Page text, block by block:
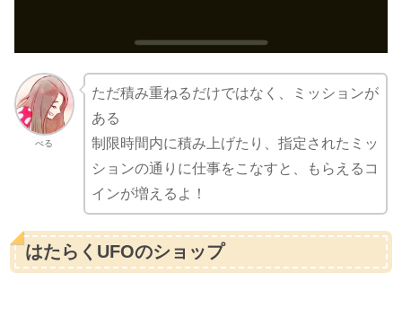
べる
ただ積み重ねるだけではなく、ミッションが
ある
制限時間内に積み上げたり、指定されたミッ
ションの通りに仕事をこなすと、もらえるコ
インが増えるよ！
はたらくUFOのショップ